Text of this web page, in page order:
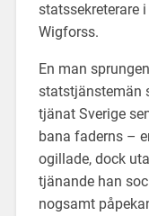
statssekreterare
Wigforss.
En man
statstjänstemän
tjänat Sverige
bana faderns –
ogillade, dock
tjänande han
nogsamt